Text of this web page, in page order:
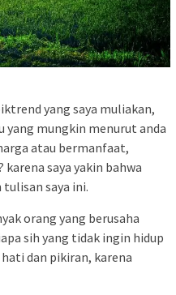
yang saya muliakan,
yang mungkin menurut anda
atau bermanfaat,
saya yakin bahwa
saya ini.
orang yang berusaha
sih yang tidak ingin hidup
dan pikiran, karena